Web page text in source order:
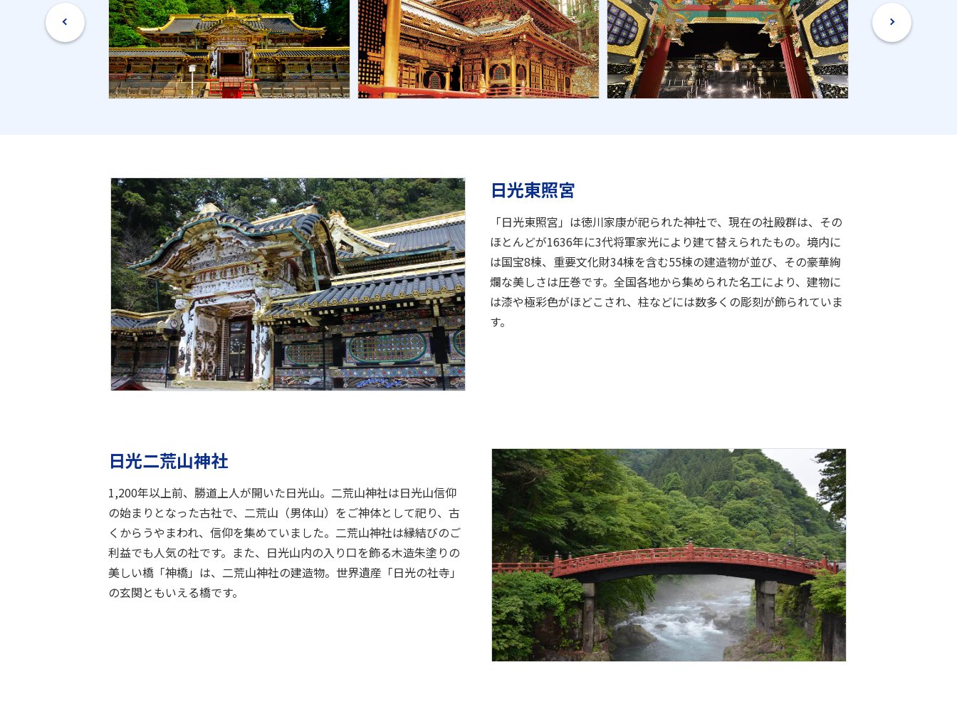
日光東照宮
「日光東照宮」は徳川家康が祀られた神社で、現在の社殿群は、その
ほとんどが1636年に3代将軍家光により建て替えられたもの。境内に
は国宝8棟、重要文化財34棟を含む55棟の建造物が並び、その豪華絢
爛な美しさは圧巻です。全国各地から集められた名工により、建物に
は漆や極彩色がほどこされ、柱などには数多くの彫刻が飾られていま
す。
日光二荒山神社
1,200年以上前、勝道上人が開いた日光山。二荒山神社は日光山信仰
の始まりとなった古社で、二荒山（男体山）をご神体として祀り、古
くからうやまわれ、信仰を集めていました。二荒山神社は縁結びのご
利益でも人気の社です。また、日光山内の入り口を飾る木造朱塗りの
美しい橋「神橋」は、二荒山神社の建造物。世界遺産「日光の社寺」
の玄関ともいえる橋です。